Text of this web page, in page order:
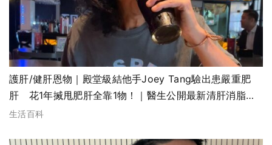
護肝/健肝恩物｜殿堂級結他手Joey Tang驗出患嚴重肥
肝 花1年搣甩肥肝全靠1物！｜醫生公開最新清肝消脂方
法
生活百科